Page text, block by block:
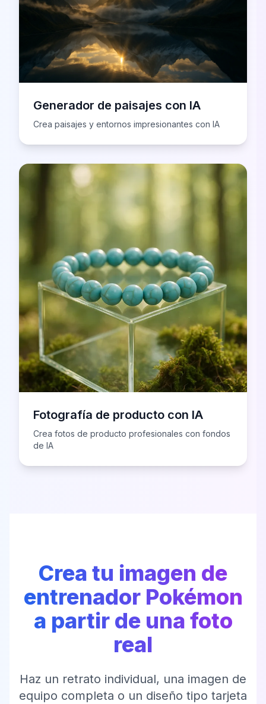
Generador de paisajes con IA
Crea paisajes y entornos impresionantes con IA
Fotografía de producto con IA
Crea fotos de producto profesionales con fondos
de IA
Crea tu imagen de
entrenador Pokémon
a partir de una foto
real
Haz un retrato individual, una imagen de
equipo completa o un diseño tipo tarjeta